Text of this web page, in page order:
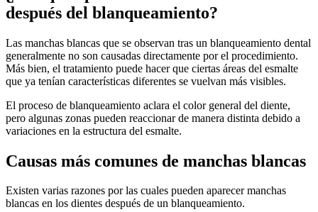
después del blanqueamiento?
Las manchas blancas que se observan tras un blanqueamiento dental
generalmente no son causadas directamente por el procedimiento.
Más bien, el tratamiento puede hacer que ciertas áreas del esmalte
que ya tenían características diferentes se vuelvan más visibles.
El proceso de blanqueamiento aclara el color general del diente,
pero algunas zonas pueden reaccionar de manera distinta debido a
variaciones en la estructura del esmalte.
Causas más comunes de manchas blancas
Existen varias razones por las cuales pueden aparecer manchas
blancas en los dientes después de un blanqueamiento.